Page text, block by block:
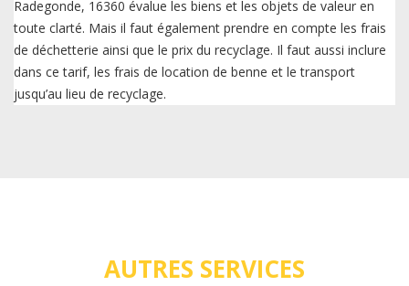
Radegonde, 16360 évalue les biens et les objets de valeur en
toute clarté. Mais il faut également prendre en compte les frais
de déchetterie ainsi que le prix du recyclage. Il faut aussi inclure
dans ce tarif, les frais de location de benne et le transport
jusqu’au lieu de recyclage.
AUTRES SERVICES